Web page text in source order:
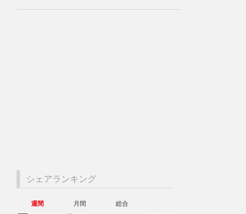
シェアランキング
週間 月間
総合